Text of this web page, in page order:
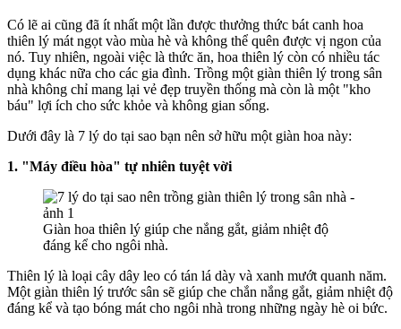
Có lẽ ai cũng đã ít nhất một lần được thưởng thức bát canh hoa
thiên lý mát ngọt vào mùa hè và không thể quên được vị ngon của
nó. Tuy nhiên, ngoài việc là thức ăn, hoa thiên lý còn có nhiều tác
dụng khác nữa cho các gia đình. Trồng một giàn thiên lý trong sân
nhà không chỉ mang lại vẻ đẹp truyền thống mà còn là một "kho
báu" lợi ích cho sức khỏe và không gian sống.
Dưới đây là 7 lý do tại sao bạn nên sở hữu một giàn hoa này:
1. "Máy điều hòa" tự nhiên tuyệt vời
Giàn hoa thiên lý giúp che nắng gắt, giảm nhiệt độ
đáng kể cho ngôi nhà.
Thiên lý là loại cây dây leo có tán lá dày và xanh mướt quanh năm.
Một giàn thiên lý trước sân sẽ giúp che chắn nắng gắt, giảm nhiệt độ
đáng kể và tạo bóng mát cho ngôi nhà trong những ngày hè oi bức.